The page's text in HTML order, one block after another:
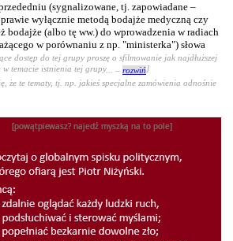
(sygnalizowane, tj. zapowiadane –
wyłącznie metodą bodajże medyczną czy
(albo tę ww.) do wprowadzenia w radiach
w porównaniu z np. "ministerka") słowa
dostęp do tej grupy proszę o sfilmowanie jak najdłuższej
temacie istnienia tej grupy... – rozwiń]
że te tematy, tj. np. jakieś specjalne zamówienia odnośnie